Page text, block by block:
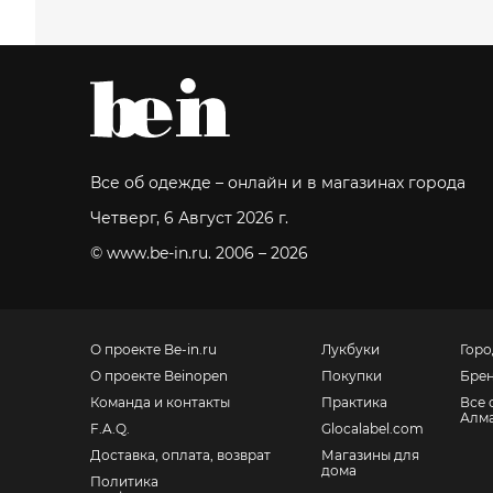
Все об одежде – онлайн и в магазинах города
Четверг, 6 Август 2026 г.
© www.be-in.ru. 2006 – 2026
О проекте Be-in.ru
О проекте Beinopen
Команда и контакты
F.A.Q.
Доставка, оплата, возврат
Политика
Лукбуки
Покупки
Практика
Glocalabel.com
Магазины для
дома
Все